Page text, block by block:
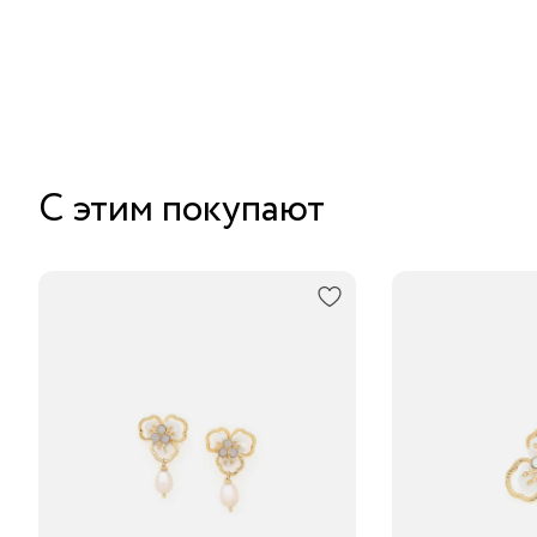
С этим покупают